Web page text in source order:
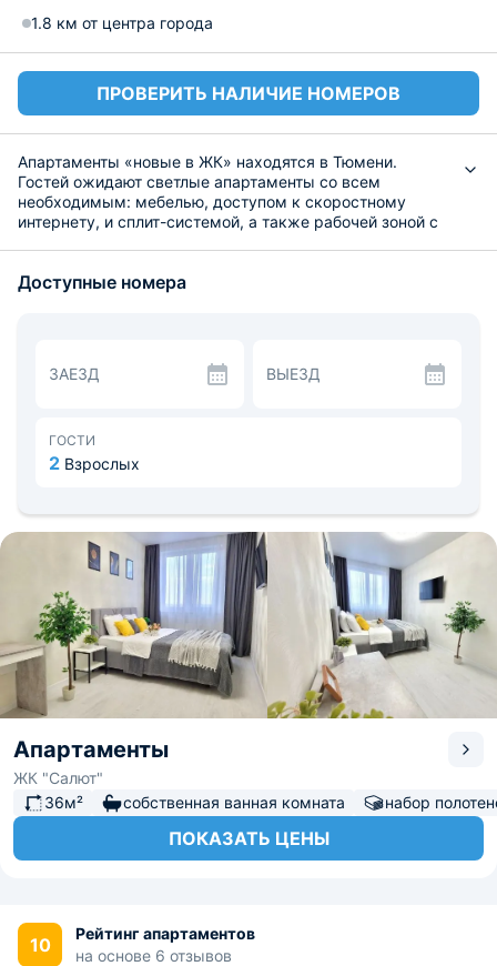
1.8 км от центра города
ПРОВЕРИТЬ НАЛИЧИЕ НОМЕРОВ
Апартаменты «новые в ЖК» находятся в Тюмени.
Гостей ожидают светлые апартаменты со всем
необходимым: мебелью, доступом к скоростному
интернету, и сплит-системой, а также рабочей зоной с
полотенцами, феном и стиральной машиной.
При доме ухоженная территория с детской площадкой,
беседками для отдыха и автомобильной парковкой. Из
аквапарк «ЛетоЛето» в 1,6 км. Расстояние до
аэропорта - 11,7 км, до Железнодорожного вокзала -
Доступные номера
ЗАЕЗД ВЫЕЗД
ГОСТИ
2 Взрослых
Апартаменты
ЖК "Салют"
36м²
собственная ванная комната набор
ПОКАЗАТЬ ЦЕНЫ
10
Рейтинг апартаментов
на основе 6 отзывов